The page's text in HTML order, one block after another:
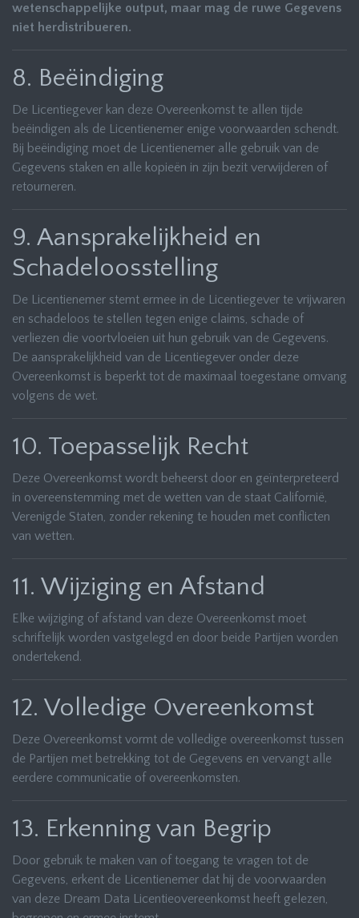
wetenschappelijke output, maar mag de ruwe Gegevens
niet herdistribueren.
8. Beëindiging
De Licentiegever kan deze Overeenkomst te allen tijde
beëindigen als de Licentienemer enige voorwaarden schendt.
Bij beëindiging moet de Licentienemer alle gebruik van de
Gegevens staken en alle kopieën in zijn bezit verwijderen of
retourneren.
9. Aansprakelijkheid en
Schadeloosstelling
De Licentienemer stemt ermee in de Licentiegever te vrijwaren
en schadeloos te stellen tegen enige claims, schade of
verliezen die voortvloeien uit hun gebruik van de Gegevens.
De aansprakelijkheid van de Licentiegever onder deze
Overeenkomst is beperkt tot de maximaal toegestane omvang
volgens de wet.
10. Toepasselijk Recht
Deze Overeenkomst wordt beheerst door en geïnterpreteerd
in overeenstemming met de wetten van de staat Californië,
Verenigde Staten, zonder rekening te houden met conflicten
van wetten.
11. Wijziging en Afstand
Elke wijziging of afstand van deze Overeenkomst moet
schriftelijk worden vastgelegd en door beide Partijen worden
ondertekend.
12. Volledige Overeenkomst
Deze Overeenkomst vormt de volledige overeenkomst tussen
de Partijen met betrekking tot de Gegevens en vervangt alle
eerdere communicatie of overeenkomsten.
13. Erkenning van Begrip
Door gebruik te maken van of toegang te vragen tot de
Gegevens, erkent de Licentienemer dat hij de voorwaarden
van deze Dream Data Licentieovereenkomst heeft gelezen,